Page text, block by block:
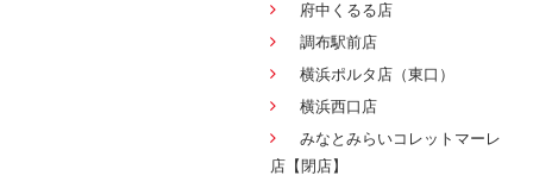
府中くるる店
調布駅前店
横浜ポルタ店（東口）
横浜西口店
みなとみらいコレットマーレ
店【閉店】